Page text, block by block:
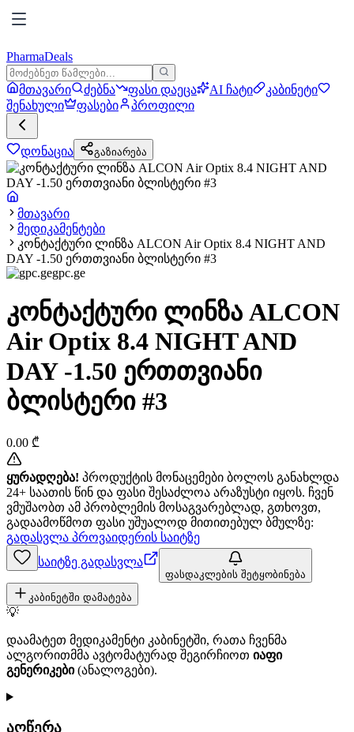
PharmaDeals
მთავარი ძებნა ფასი დაეცა AI ჩატი
კაბინეტი
შენახული
ფასები პროფილი
დონაცია გაზიარება
მთავარი
მედიკამენტები
კონტაქტური ლინზა ALCON Air Optix 8.4 NIGHT AND
DAY -1.50 ერთთვიანი ბლისტერი #3
gpc.ge
კონტაქტური ლინზა ALCON
Air Optix 8.4 NIGHT AND
DAY -1.50 ერთთვიანი
ბლისტერი #3
0.00 ₾
ყურადღება! პროდუქტის მონაცემები ბოლოს განახლდა
24+ საათის წინ და ფასი შესაძლოა არაზუსტი იყოს. ჩვენ
ვმუშაობთ ამ პრობლემის მოსაგვარებლად, გთხოვთ,
გადაამოწმოთ ფასი უშუალოდ მითითებულ ბმულზე:
გადასვლა პროვაიდერის საიტზე
საიტზე გადასვლა
ფასდაკლების შეტყობინება
კაბინეტში დამატება
💡
დაამატეთ მედიკამენტი კაბინეტში, რათა ჩვენმა
ალგორითმმა ავტომატურად შეგირჩიოთ იაფი
გენერიკები(ანალოგები).
აღწერა